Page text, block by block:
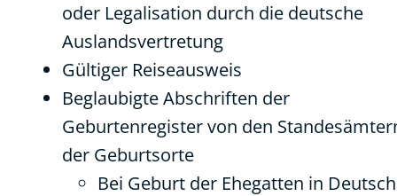
oder Legalisation durch die deutsche
Auslandsvertretung
Gültiger Reiseausweis
Beglaubigte Abschriften der
Geburtenregister von den
der Geburtsorte
Bei Geburt der Ehegatten in